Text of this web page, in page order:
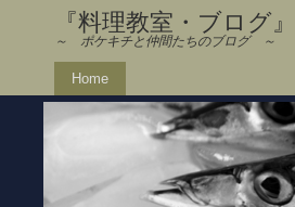
『料理教室・ブロ
～ ポケキチと仲間たちのブログ ～
Home